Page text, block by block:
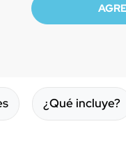
¿Qué incluye?